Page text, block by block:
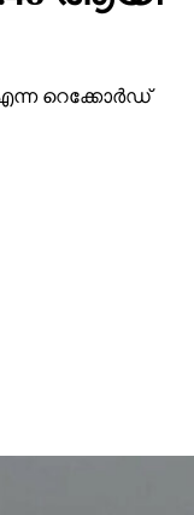
റെക്കോര്‍ഡ്